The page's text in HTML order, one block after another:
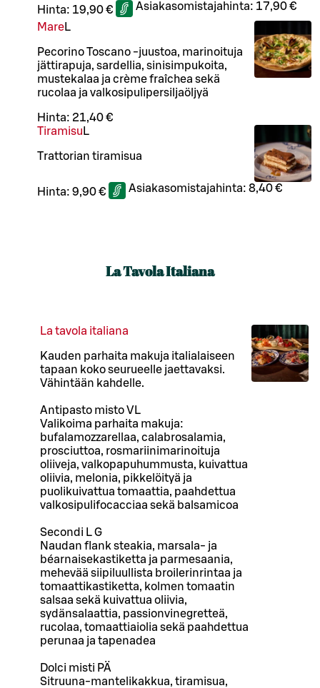
Hinta: 19,90 € Asiakasomistajahinta: 17,90 €
MareL
Pecorino Toscano -juustoa, marinoituja
jättirapuja, sardellia, sinisimpukoita,
mustekalaa ja crème fraîchea sekä
rucolaa ja valkosipulipersiljaöljyä
Hinta: 21,40 €
Tiramisu L
Trattorian tiramisua
Hinta: 9,90 € Asiakasomistajahinta: 8,40 €
La Tavola Italiana
La tavola italiana
Kauden parhaita makuja italialaiseen
tapaan koko seurueelle jaettavaksi.
Vähintään kahdelle.
Antipasto misto VL
Valikoima parhaita makuja:
bufalamozzarellaa, calabrosalamia,
prosciuttoa, rosmariinimarinoituja
oliiveja, valkopapuhummusta, kuivattua
oliivia, melonia, pikkelöityä ja
puolikuivattua tomaattia, paahdettua
valkosipulifocacciaa sekä balsamicoa
Secondi L G
Naudan flank steakia, marsala- ja
béarnaisekastiketta ja parmesaania,
mehevää siipiluullista broilerinrintaa ja
tomaattikastiketta, kolmen tomaatin
salsaa sekä kuivattua oliivia,
sydänsalaattia, passionvinegretteä,
rucolaa, tomaattiaiolia sekä paahdettua
perunaa ja tapenadea
Dolci misti PÄ
Sitruuna-mantelikakkua, tiramisua,